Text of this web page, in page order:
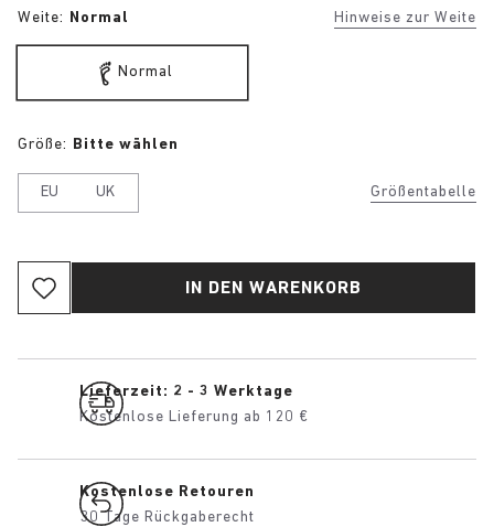
Weite: Normal Hinweise zur Weite
Normal
Größentabelle
Größe: Bitte wählen
EU UK
IN DEN WARENKORB
Lieferzeit: 2 - 3 Werktage
Kostenlose Lieferung ab 120 €
Kostenlose Retouren
30 Tage Rückgaberecht